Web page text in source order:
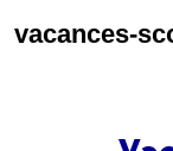
vacances-